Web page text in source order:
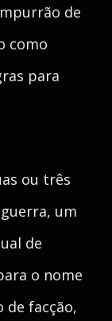
de
como
para
ou três
um
de
o nome
facção,